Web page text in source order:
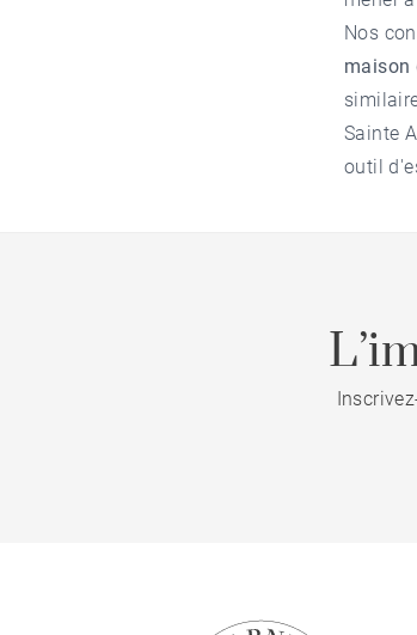
Nos
maison
Sainte
outil